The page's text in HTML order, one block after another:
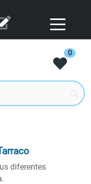
0
diferentes